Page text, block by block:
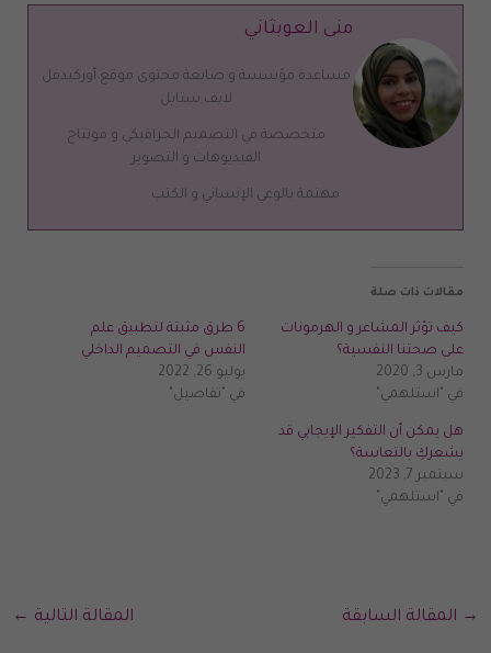
منى العوبثاني
مساعدة مؤسسة و صانعة محتوى موقع أوركيدفل
لايف ستايل
متخصصة في التصميم الجرافيكي و مونتاج
الفيديوهات و التصوير
مهتمة بالوعي الإنساني و الكتب
مقالات ذات صلة
كيف تؤثر المشاعر و الهرمونات
على صحتنا النفسية؟
مارس 3, 2020
في "استلهمي"
6 طرق مثبتة لتطبيق علم
النفس في التصميم الداخلي
يوليو 26, 2022
في "تفاصيل"
هل يمكن أن التفكير الإيجابي قد
يشعركِ بالتعاسة؟
سبتمبر 7, 2023
في "استلهمي"
→ المقالة السابقة المقالة التالية ←